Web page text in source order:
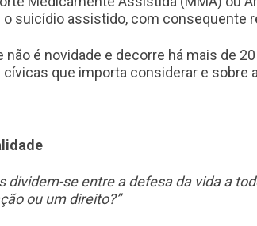
o suicídio assistido, com consequente
não é novidade e decorre há mais de
que importa considerar e sobre
dividem-se entre a defesa da vida a
ou um direito?”